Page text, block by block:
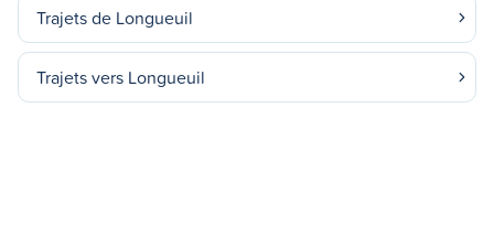
Trajets de Longueuil
Trajets vers Longueuil